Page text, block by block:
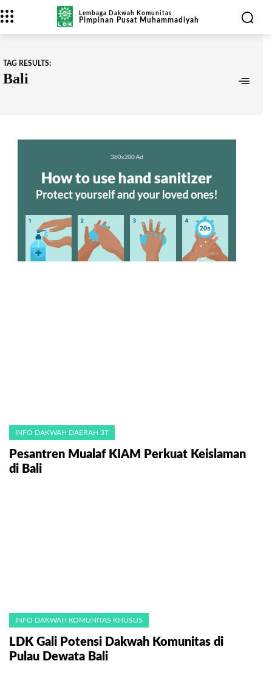
Lembaga Dakwah Komunitas
Pimpinan Pusat Muhammadiyah
TAG RESULTS:
Bali
INFO DAKWAH DAERAH 3T
Pesantren Mualaf KIAM Perkuat Keislaman
di Bali
INFO DAKWAH KOMUNITAS KHUSUS
LDK Gali Potensi Dakwah Komunitas di
Pulau Dewata Bali